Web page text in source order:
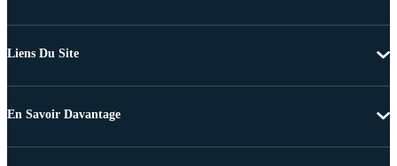
Liens Du Site
En Savoir Davantage